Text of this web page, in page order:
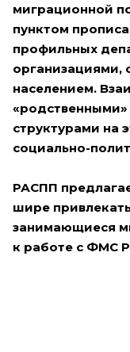
миграционной
пунктом
профильных
организациями,
населением.
структурами на
социально-
РАСПП
шире
занимающиеся
к работе с ФМС